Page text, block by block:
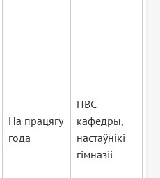
На працягу
года
ПВС
кафедры,
настаўнікі
гімназіі